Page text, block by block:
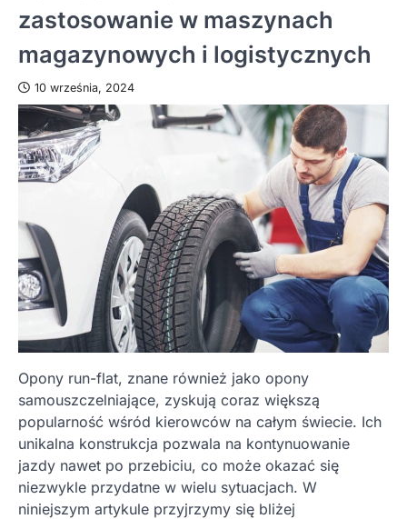
zastosowanie w maszynach
magazynowych i logistycznych
10 września, 2024
Opony run-flat, znane również jako opony
samouszczelniające, zyskują coraz większą
popularność wśród kierowców na całym świecie. Ich
unikalna konstrukcja pozwala na kontynuowanie
jazdy nawet po przebiciu, co może okazać się
niezwykle przydatne w wielu sytuacjach. W
niniejszym artykule przyjrzymy się bliżej